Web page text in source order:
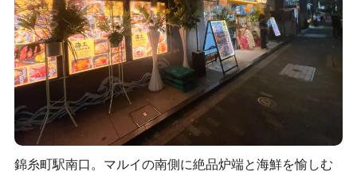
錦糸町駅南口。マルイの南側に絶品炉端と海鮮を愉しむ